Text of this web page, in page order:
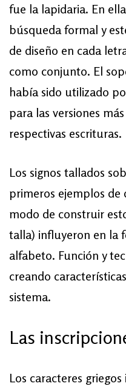
fue la lapidaria. En
búsqueda formal y
de diseño en cada
como conjunto. El
había sido utilizado
para las versiones
respectivas escrituras.
Los signos tallados
primeros ejemplos de
modo de construir
talla) influyeron en la
alfabeto. Función y
creando
sistema.
Las
Los caracteres